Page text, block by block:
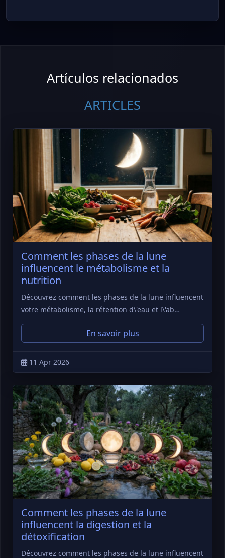
Artículos relacionados
ARTICLES
Comment les phases de la lune
influencent le métabolisme et la
nutrition
Découvrez comment les phases de la lune influencent
votre métabolisme, la rétention d\'eau et l\'ab…
En savoir plus
11 Apr 2026
Comment les phases de la lune
influencent la digestion et la
détoxification
Découvrez comment les phases de la lune influencent